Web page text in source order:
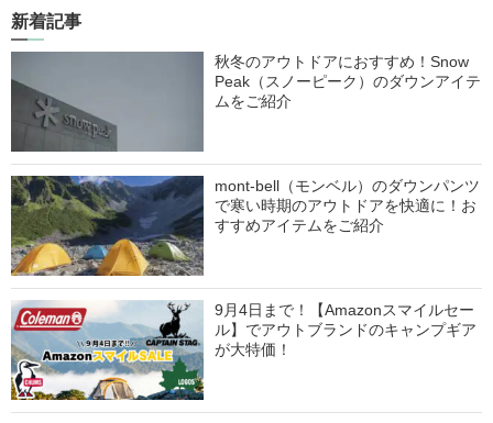
新着記事
秋冬のアウトドアにおすすめ！Snow
Peak（スノーピーク）のダウンアイテ
ムをご紹介
mont-bell（モンベル）のダウンパンツ
で寒い時期のアウトドアを快適に！お
すすめアイテムをご紹介
9月4日まで！【Amazonスマイルセー
ル】でアウトブランドのキャンプギア
が大特価！